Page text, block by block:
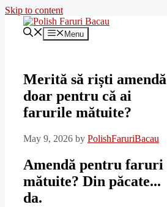
Skip to content
Menu
Merită să riști amendă
doar pentru că ai
farurile mătuite?
May 9, 2026 by PolishFaruriBacau
Amendă pentru faruri
mătuite? Din păcate...
da.